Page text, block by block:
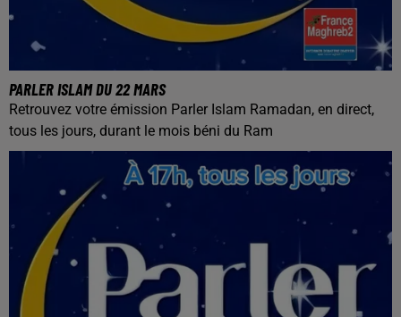
PARLER ISLAM DU 22 MARS
Retrouvez votre émission Parler Islam Ramadan, en direct,
tous les jours, durant le mois béni du Ram